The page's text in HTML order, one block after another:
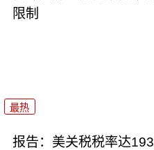
限制
最热
报告：美关税税率达